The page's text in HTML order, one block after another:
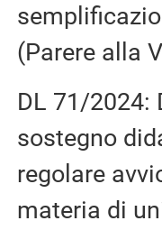
(Parere alla
DL 71/2024:
sostegno
regolare
materia di